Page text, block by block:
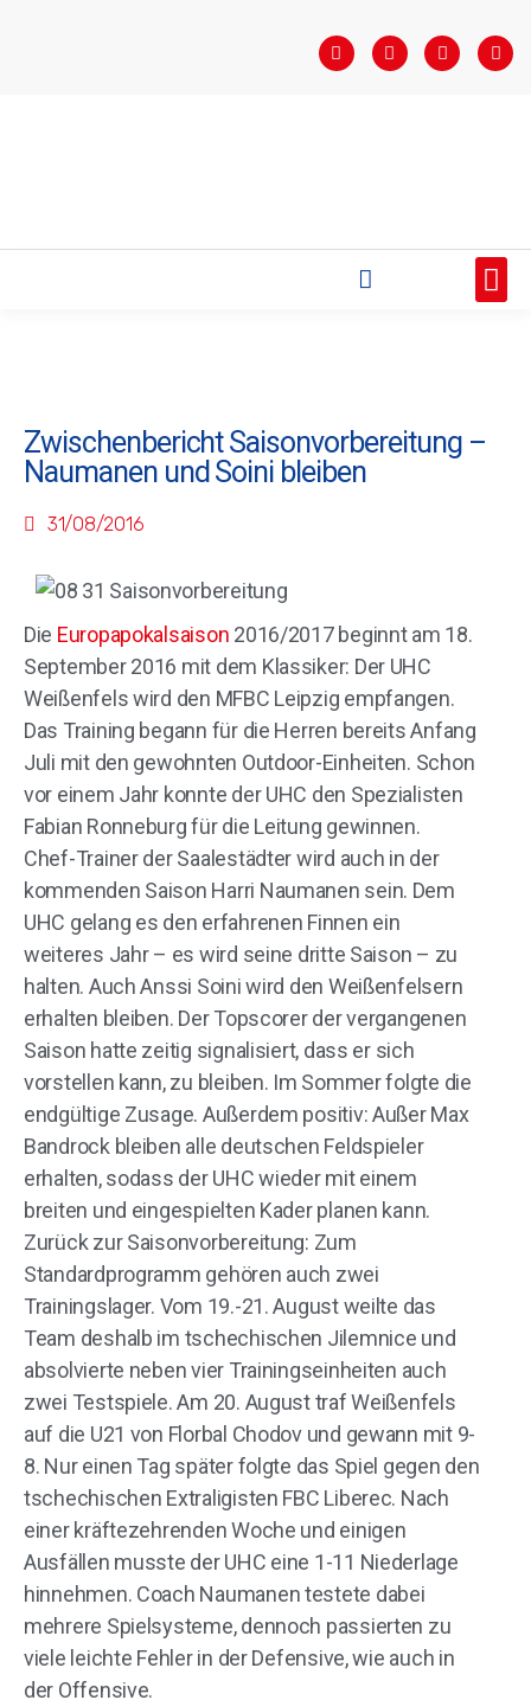
Zwischenbericht Saisonvorbereitung –
Naumanen und Soini bleiben
31/08/2016
Die Europapokalsaison 2016/2017 beginnt am 18.
September 2016 mit dem Klassiker: Der UHC
Weißenfels wird den MFBC Leipzig empfangen.
Das Training begann für die Herren bereits Anfang
Juli mit den gewohnten Outdoor-Einheiten. Schon
vor einem Jahr konnte der UHC den Spezialisten
Fabian Ronneburg für die Leitung gewinnen.
Chef-Trainer der Saalestädter wird auch in der
kommenden Saison Harri Naumanen sein. Dem
UHC gelang es den erfahrenen Finnen ein
weiteres Jahr – es wird seine dritte Saison – zu
halten. Auch Anssi Soini wird den Weißenfelsern
erhalten bleiben. Der Topscorer der vergangenen
Saison hatte zeitig signalisiert, dass er sich
vorstellen kann, zu bleiben. Im Sommer folgte die
endgültige Zusage. Außerdem positiv: Außer Max
Bandrock bleiben alle deutschen Feldspieler
erhalten, sodass der UHC wieder mit einem
breiten und eingespielten Kader planen kann.
Zurück zur Saisonvorbereitung: Zum
Standardprogramm gehören auch zwei
Trainingslager. Vom 19.-21. August weilte das
Team deshalb im tschechischen Jilemnice und
absolvierte neben vier Trainingseinheiten auch
zwei Testspiele. Am 20. August traf Weißenfels
auf die U21 von Florbal Chodov und gewann mit 9-
8. Nur einen Tag später folgte das Spiel gegen den
tschechischen Extraligisten FBC Liberec. Nach
einer kräftezehrenden Woche und einigen
Ausfällen musste der UHC eine 1-11 Niederlage
hinnehmen. Coach Naumanen testete dabei
mehrere Spielsysteme, dennoch passierten zu
viele leichte Fehler in der Defensive, wie auch in
der Offensive.